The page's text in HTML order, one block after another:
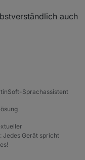
auch
Sprachassistent
Jedes Gerät spricht